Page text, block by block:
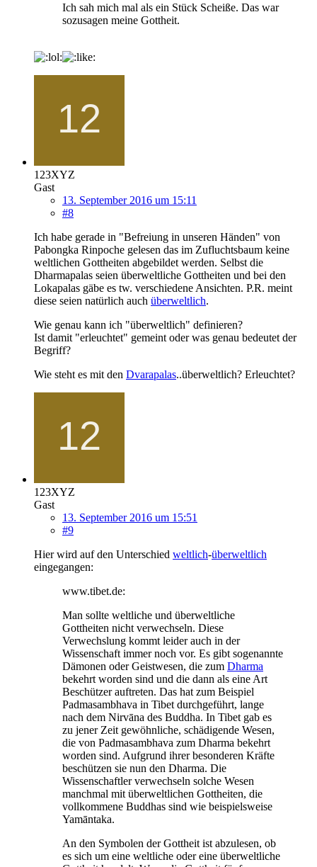
Ich sah mich mal als ein Stück Scheiße. Das war
sozusagen meine Gottheit.
123XYZ
Gast
13. September 2016 um 15:11
#8
Ich habe gerade in "Befreiung in unseren Händen" von
Pabongka Rinpoche gelesen das im Zufluchtsbaum keine
weltlichen Gottheiten abgebildet werden. Selbst die
Dharmapalas seien überweltliche Gottheiten und bei den
Lokapalas gäbe es tw. verschiedene Ansichten. P.R. meint
diese seien natürlich auch überweltlich.
Wie genau kann ich "überweltlich" definieren?
Ist damit "erleuchtet" gemeint oder was genau bedeutet der
Begriff?
Wie steht es mit den Dvarapalas..überweltlich? Erleuchtet?
123XYZ
Gast
13. September 2016 um 15:51
#9
Hier wird auf den Unterschied weltlich-überweltlich
eingegangen:
www.tibet.de:
Man sollte weltliche und überweltliche
Gottheiten nicht verwechseln. Diese
Verwechslung kommt leider auch in der
Wissenschaft immer noch vor. Es gibt sogenannte
Dämonen oder Geistwesen, die zum Dharma
bekehrt worden sind und die dann als eine Art
Beschützer auftreten. Das hat zum Beispiel
Padmasambhava in Tibet durchgeführt, lange
nach dem Nirvāna des Buddha. In Tibet gab es
zu jener Zeit gewöhnliche, schädigende Wesen,
die von Padmasambhava zum Dharma bekehrt
worden sind. Aufgrund ihrer besonderen Kräfte
beschützen sie nun den Dharma. Die
Wissenschaftler verwechseln solche Wesen
manchmal mit überweltlichen Gottheiten, die
vollkommene Buddhas sind wie beispielsweise
Yamāntaka.
An den Symbolen der Gottheit ist abzulesen, ob
es sich um eine weltliche oder eine überweltliche